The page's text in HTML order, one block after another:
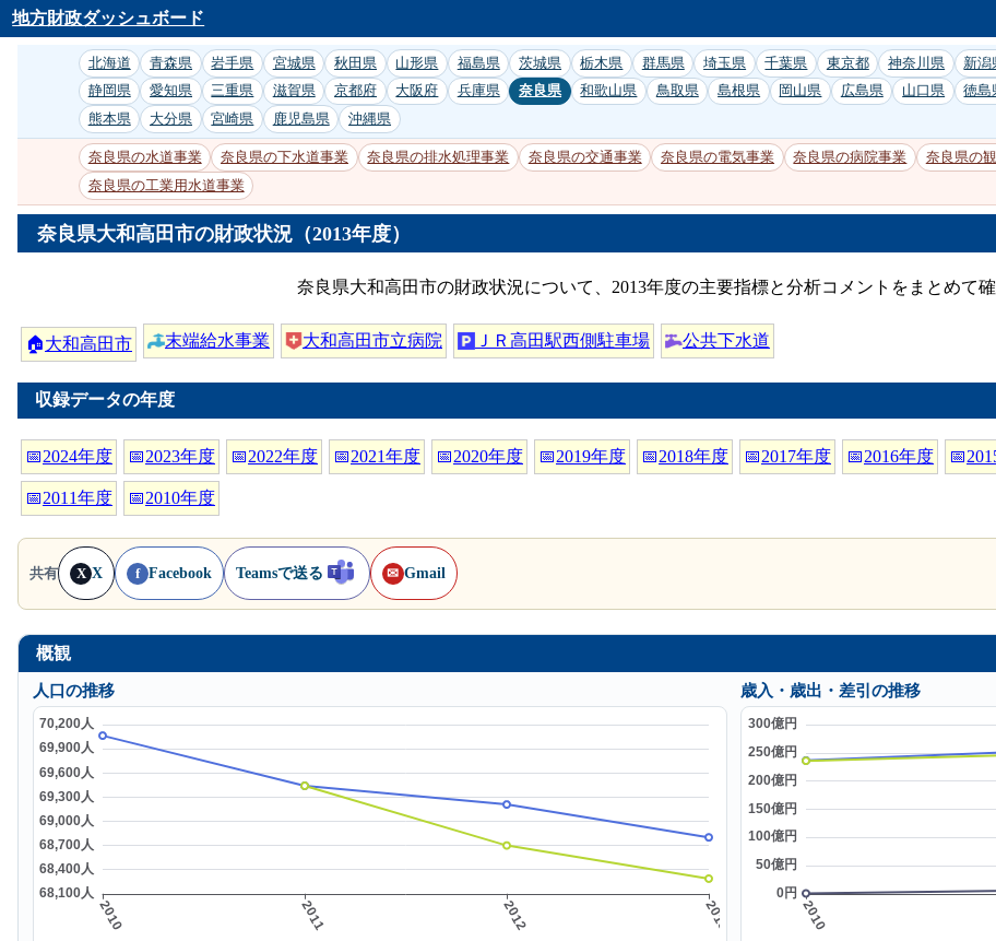
地方財政ダッシュボード
北海道 青森県 岩手県 宮城県 秋田県 山形県 福島県 茨城県 栃木県 群馬県 埼玉県 千葉県 東京都 神奈川県 新潟
静岡県
愛知県 三重県 滋賀県 京都府 大阪府 兵庫県 奈良県 和歌山県 鳥取県 島根県 岡山県 広島県 山口県 徳島
熊本県
大分県 宮崎県 鹿児島県 沖縄県
奈良県の水道事業 奈良県の下水道事業 奈良県の排水処理事業 奈良県の交通事業 奈良県の電気事業 奈良県の病院事業 奈良県の
奈良県の工業用水道事業
奈良県大和高田市の財政状況（2013年度）
奈良県大和高田市の財政状況について、2013年度の主要指標と分析コメントをまとめて
🏠大和高田市 末端給水事業 大和高田市立病院 ＪＲ高田駅西側駐車場 公共下水道
収録データの年度
📅2024年度 📅2023年度 📅2022年度 📅2021年度 📅2020年度 📅2019年度 📅2018年度 📅2017年度 📅2016年度 📅
📅2011年度 📅2010年度
共有 X X f Facebook Teamsで送る ✉ Gmail
概観
人口の推移
歳入・歳出・差引の推移